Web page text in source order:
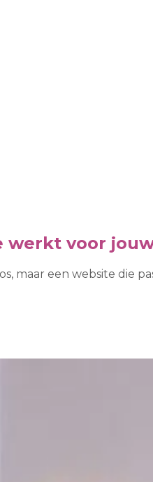
werkt voor
maar een website die